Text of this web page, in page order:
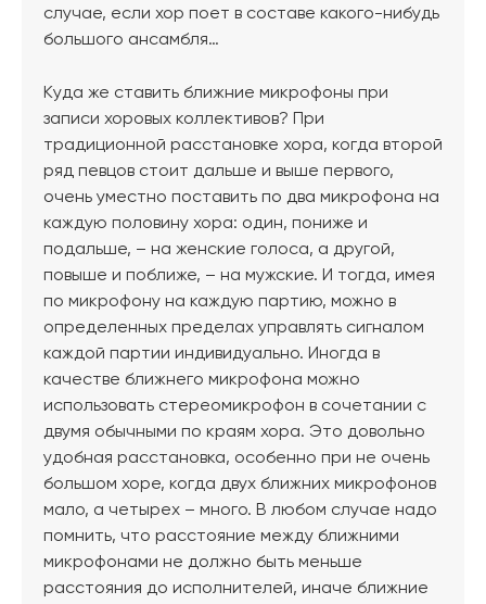
случае, если хор поет в составе какого-нибудь
большого ансамбля…
Куда же ставить ближние микрофоны при
записи хоровых коллективов? При
традиционной расстановке хора, когда второй
ряд певцов стоит дальше и выше первого,
очень уместно поставить по два микрофона на
каждую половину хора: один, пониже и
подальше, – на женские голоса, а другой,
повыше и поближе, – на мужские. И тогда, имея
по микрофону на каждую партию, можно в
определенных пределах управлять сигналом
каждой партии индивидуально. Иногда в
качестве ближнего микрофона можно
использовать стереомикрофон в сочетании с
двумя обычными по краям хора. Это довольно
удобная расстановка, особенно при не очень
большом хоре, когда двух ближних микрофонов
мало, а четырех – много. В любом случае надо
помнить, что расстояние между ближними
микрофонами не должно быть меньше
расстояния до исполнителей, иначе ближние